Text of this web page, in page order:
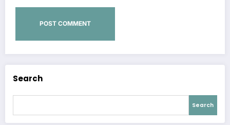
Search
Search